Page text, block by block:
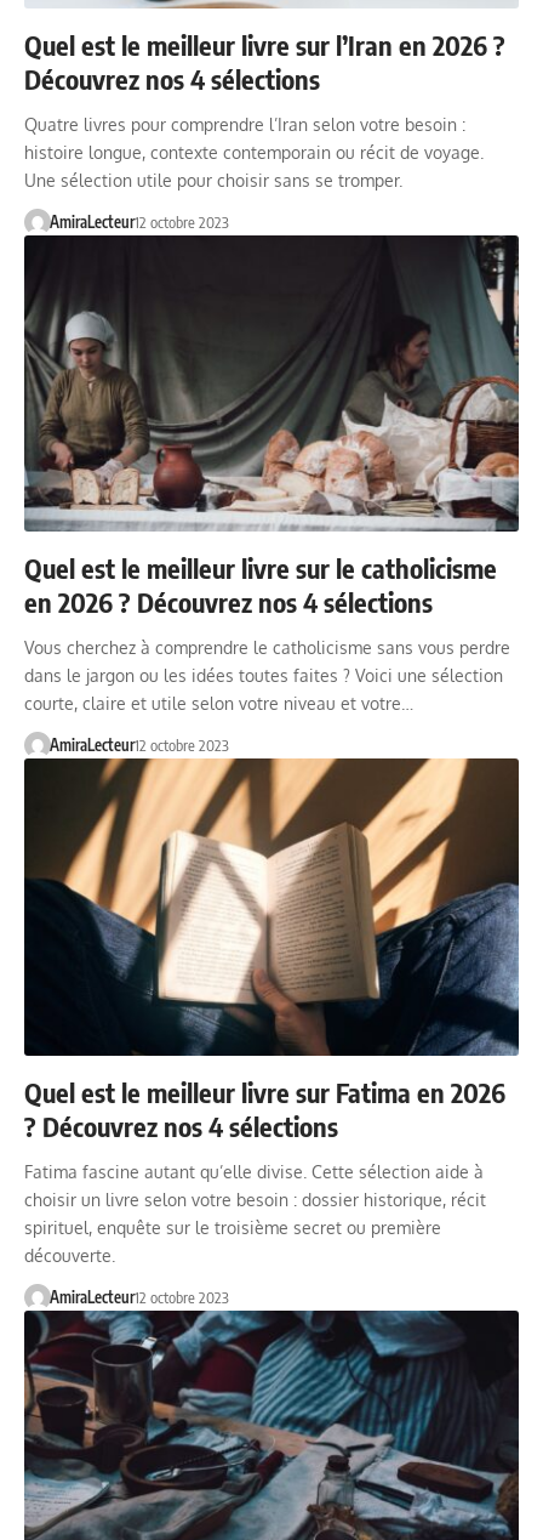
Quel est le meilleur livre sur l’Iran en 2026 ?
Découvrez nos 4 sélections
Quatre livres pour comprendre l’Iran selon votre besoin :
histoire longue, contexte contemporain ou récit de voyage.
Une sélection utile pour choisir sans se tromper.
AmiraLecteur12 octobre 2023
Quel est le meilleur livre sur le catholicisme
en 2026 ? Découvrez nos 4 sélections
Vous cherchez à comprendre le catholicisme sans vous perdre
dans le jargon ou les idées toutes faites ? Voici une sélection
courte, claire et utile selon votre niveau et votre…
AmiraLecteur12 octobre 2023
Quel est le meilleur livre sur Fatima en 2026
? Découvrez nos 4 sélections
Fatima fascine autant qu’elle divise. Cette sélection aide à
choisir un livre selon votre besoin : dossier historique, récit
spirituel, enquête sur le troisième secret ou première
découverte.
AmiraLecteur12 octobre 2023